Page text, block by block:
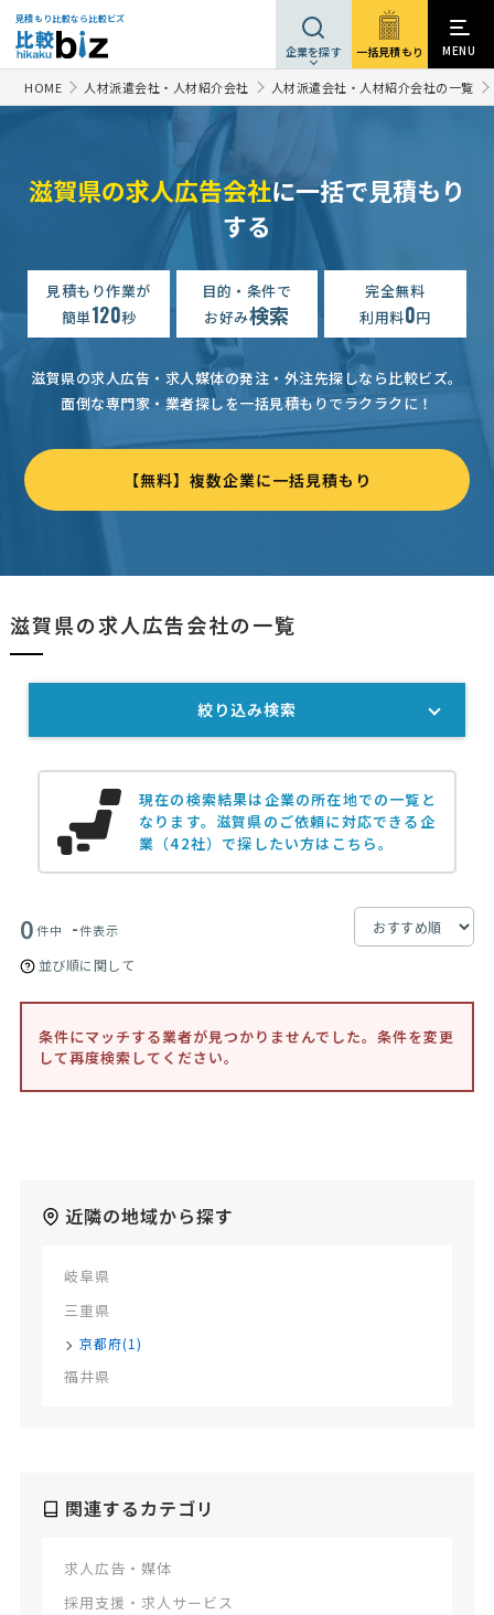
見積もり比較なら比較ビズ
企業を探す 一括見積もり MENU
HOME 人材派遣会社・人材紹介会社 人材派遣会社・人材紹介会社の一覧
滋賀県の求人広告会社に一括で見積もり
する
見積もり作業が
簡単120秒
目的・条件で
お好み検索
完全無料
利用料0円
滋賀県の求人広告・求人媒体の発注・外注先探しなら比較ビズ。
面倒な専門家・業者探しを一括見積もりでラクラクに！
【無料】複数企業に一括見積もり
滋賀県の求人広告会社の一覧
現在の検索結果は企業の所在地での一覧と
なります。 滋賀県のご依頼に対応できる企
業（42社）で探したい方はこちら。
0件中 -件表示
並び順に関して
条件にマッチする業者が見つかりませんでした。条件を変更
して再度検索してください。
近隣の地域から探す
岐阜県
三重県
京都府(1)
福井県
関連するカテゴリ
求人広告・媒体
採用支援・求人サービス
絞り込み検索